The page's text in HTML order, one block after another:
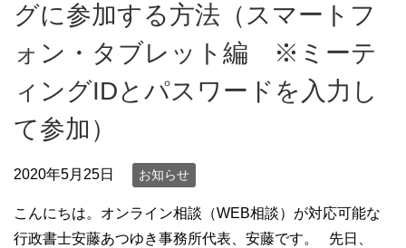
グに参加する方法（スマートフ
ォン・タブレット編 ※ミーテ
ィングIDとパスワードを入力し
て参加）
2020年5月25日 お知らせ
こんにちは。オンライン相談（WEB相談）が対応可能な
行政書士安藤あつゆき事務所代表、安藤です。 先日、